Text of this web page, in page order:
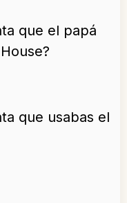
que el papá
que usabas el